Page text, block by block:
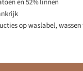
en 52% linnen
op waslabel,